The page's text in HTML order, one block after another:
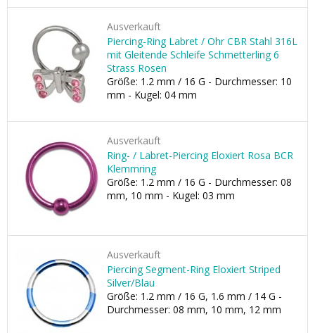
Ausverkauft
Piercing-Ring Labret / Ohr CBR Stahl 316L
mit Gleitende Schleife Schmetterling 6
Strass Rosen
Größe: 1.2 mm / 16 G - Durchmesser: 10
mm - Kugel: 04 mm
Ausverkauft
Ring- / Labret-Piercing Eloxiert Rosa BCR
Klemmring
Größe: 1.2 mm / 16 G - Durchmesser: 08
mm, 10 mm - Kugel: 03 mm
Ausverkauft
Piercing Segment-Ring Eloxiert Striped
Silver/Blau
Größe: 1.2 mm / 16 G, 1.6 mm / 14 G -
Durchmesser: 08 mm, 10 mm, 12 mm